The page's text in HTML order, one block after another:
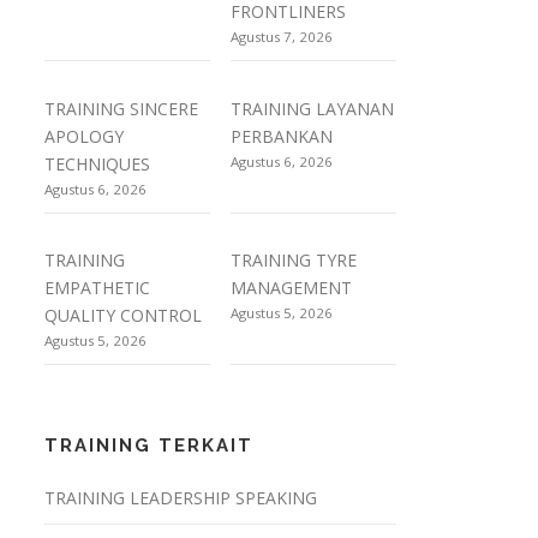
FRONTLINERS
Agustus 7, 2026
TRAINING SINCERE
APOLOGY
TECHNIQUES
Agustus 6, 2026
TRAINING LAYANAN
PERBANKAN
Agustus 6, 2026
TRAINING
EMPATHETIC
QUALITY CONTROL
Agustus 5, 2026
TRAINING TYRE
MANAGEMENT
Agustus 5, 2026
TRAINING TERKAIT
TRAINING LEADERSHIP SPEAKING